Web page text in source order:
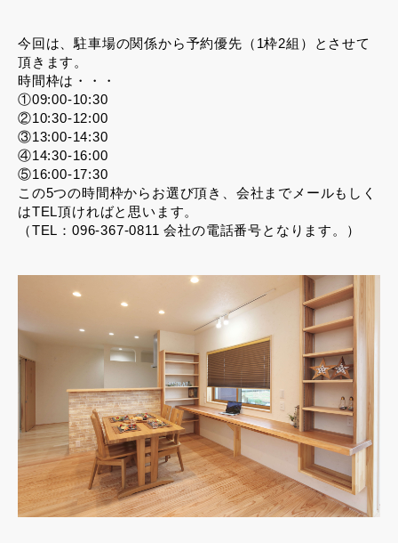
今回は、駐車場の関係から予約優先（1枠2組）とさせて
頂きます。
時間枠は・・・
①09:00-10:30
②10:30-12:00
③13:00-14:30
④14:30-16:00
⑤16:00-17:30
この5つの時間枠からお選び頂き、会社までメールもしく
はTEL頂ければと思います。
（TEL：096-367-0811 会社の電話番号となります。）